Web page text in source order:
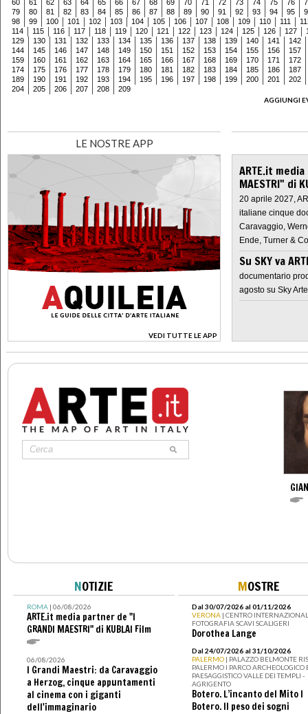
60 61 62 63 64 65 66 67 68 69 70 71 72 73 74 75 76
79
80 81 82 83 84 85 86 87 88 89 90 91 92 93 94 95
98
99 100 101 102 103 104 105 106 107 108 109 110 111
114
115 116 117 118 119 120 121 122 123 124 125 126 127
129
130 131 132 133 134 135 136 137 138 139 140 141
142
144
145 146 147 148 149 150 151 152 153 154 155 156
157
159
160 161 162 163 164 165 166 167 168 169 170 171
172
174
175 176 177 178 179 180 181 182 183 184 185 186
187
189
190 191 192 193 194 195 196 197 198 199 200 201
202
204
205 206 207 208
209
AGGIUNGI
LE NOSTRE APP
VEDI TUTTE LE APP
>
ARTE.it
MAESTRI" di
20 aprile 2027,
italiane cinque
Caravaggio,
Ende, Turner &
Su SKY va
documentario
agosto su Sky Arte
NOTIZIE
ROMA| 06/08/2026
ARTE.it media partner de "I
GRANDI MAESTRI" di KUBLAI Film
06/08/2026
I Grandi Maestri: da Caravaggio
a Herzog, cinque appuntamenti
al cinema con i giganti
dell'immaginario
MOSTRE
Dal 30/07/2026 al 01/11/2026
VERONA | CENTRO
FOTOGRAFIA SCAVI SCALIGERI
Dorothea Lange
Dal 24/07/2026 al 31/10/2026
PALERMO | PALAZZO BELMONTE
PALERMO I PARCO ARCHEOLOGICO
PAESAGGISTICO VALLE DEI TEMPLI -
AGRIGENTO
Botero. L’incanto del Mito I
Botero. Il peso dei sogni